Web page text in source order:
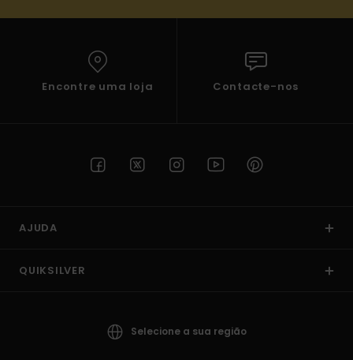
Encontre uma loja Contacte-nos
AJUDA
QUIKSILVER
Selecione a sua região